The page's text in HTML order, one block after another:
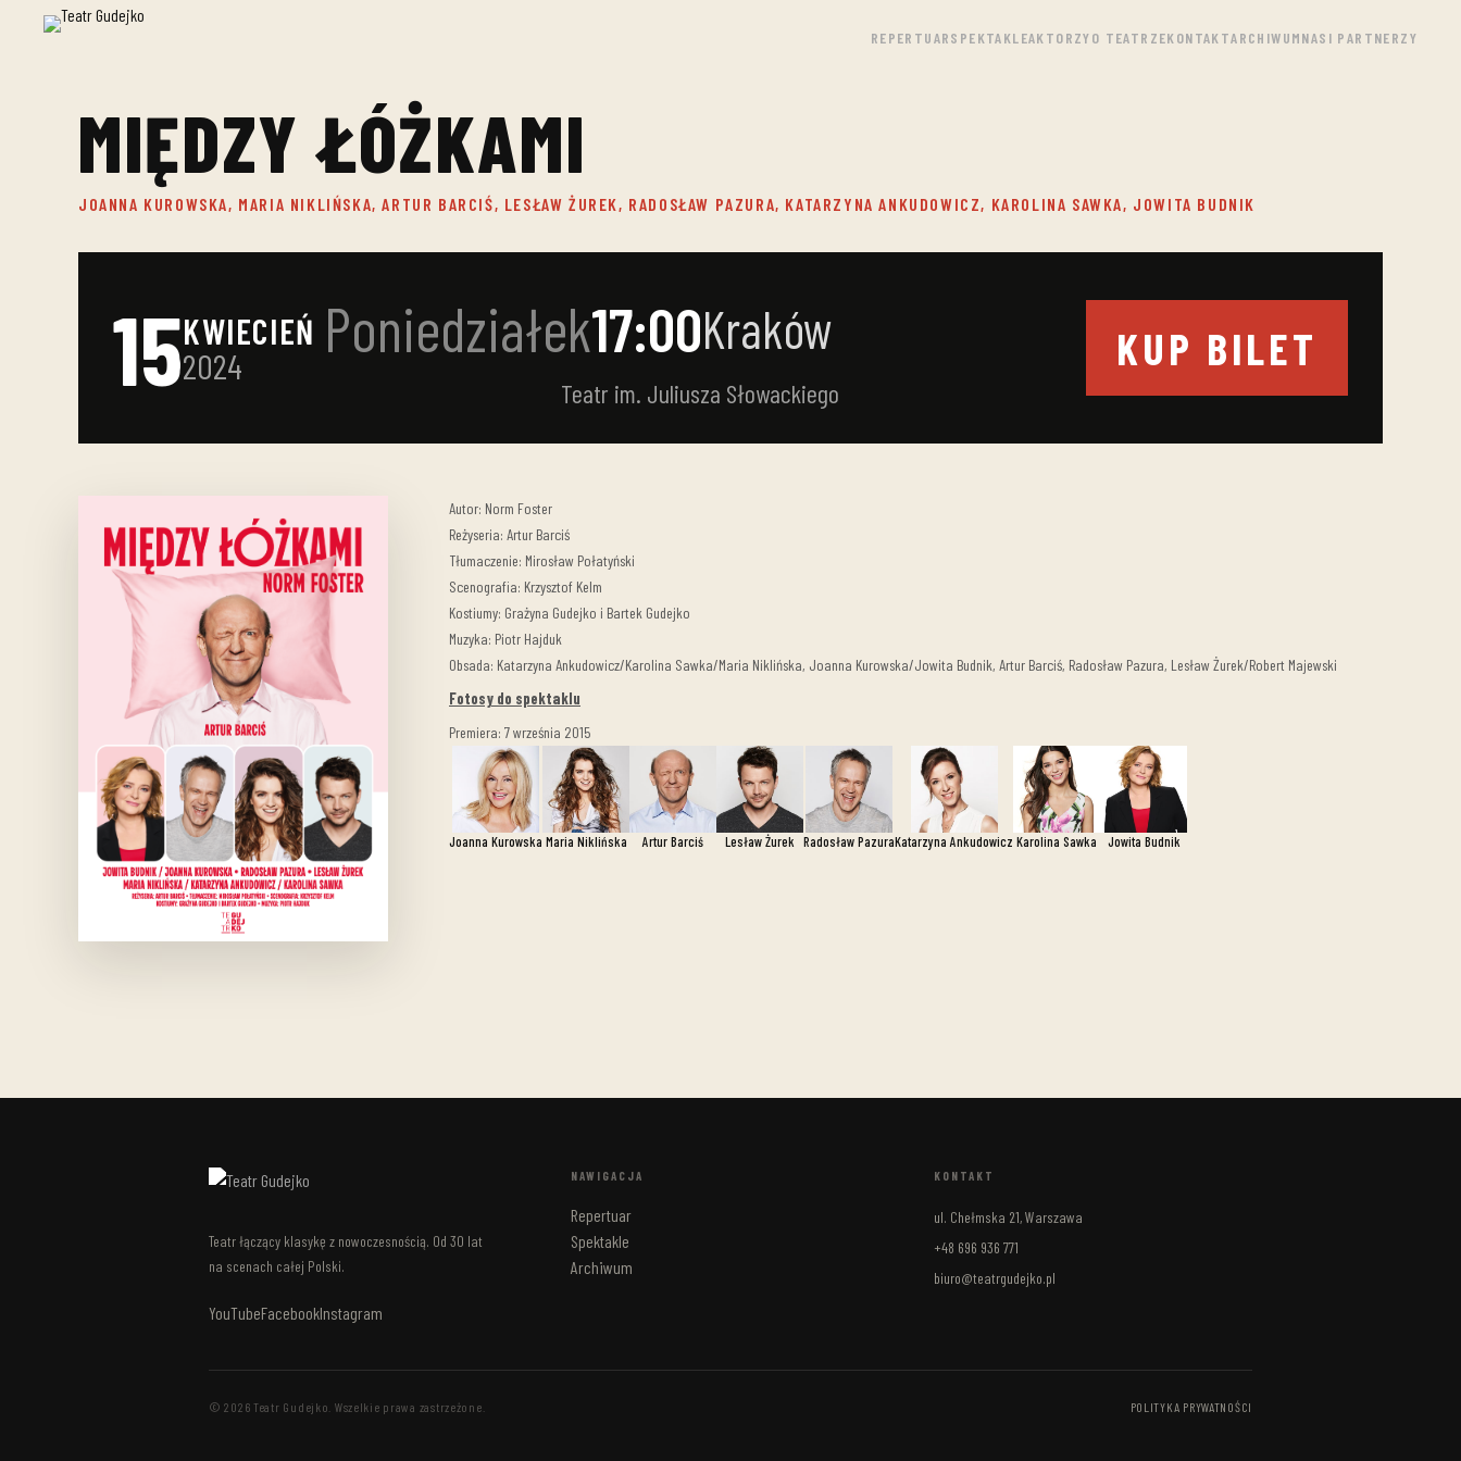
REPERTUARSPEKTAKLEAKTORZYO TEATRZEKONTAKTARCHIWUMNASI PARTNERZY
MIĘDZY ŁÓŻKAMI
JOANNA KUROWSKA, MARIA NIKLIŃSKA, ARTUR BARCIŚ, LESŁAW ŻUREK, RADOSŁAW PAZURA, KATARZYNA ANKUDOWICZ, KAROLINA SAWKA, JOWITA BUDNIK
15KWIECIEŃ
2024
Poniedziałek17:00Kraków
Teatr im. Juliusza Słowackiego
KUP BILET
Autor: Norm Foster
Reżyseria: Artur Barciś
Tłumaczenie: Mirosław Połatyński
Scenografia: Krzysztof Kelm
Kostiumy: Grażyna Gudejko i Bartek Gudejko
Muzyka: Piotr Hajduk
Obsada: Katarzyna Ankudowicz/Karolina Sawka/Maria Niklińska, Joanna Kurowska/Jowita Budnik, Artur Barciś, Radosław Pazura, Lesław Żurek/Robert Majewski
Fotosy do spektaklu
Premiera: 7 września 2015
Joanna Kurowska Maria Niklińska Artur Barciś Lesław Żurek Radosław PazuraKatarzyna Ankudowicz Karolina Sawka Jowita Budnik
Teatr łączący klasykę z nowoczesnością. Od 30 lat
na scenach całej Polski.
YouTubeFacebookInstagram
NAWIGACJA
Repertuar
Spektakle
Archiwum
KONTAKT
ul. Chełmska 21, Warszawa
+48 696 936 771
biuro@teatrgudejko.pl
© 2026 Teatr Gudejko. Wszelkie prawa zastrzeżone. POLITYKA PRYWATNOŚCI